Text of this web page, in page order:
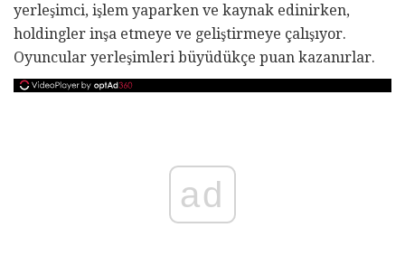
yerleşimci, işlem yaparken ve kaynak edinirken,
holdingler inşa etmeye ve geliştirmeye çalışıyor.
Oyuncular yerleşimleri büyüdükçe puan kazanırlar.
ad